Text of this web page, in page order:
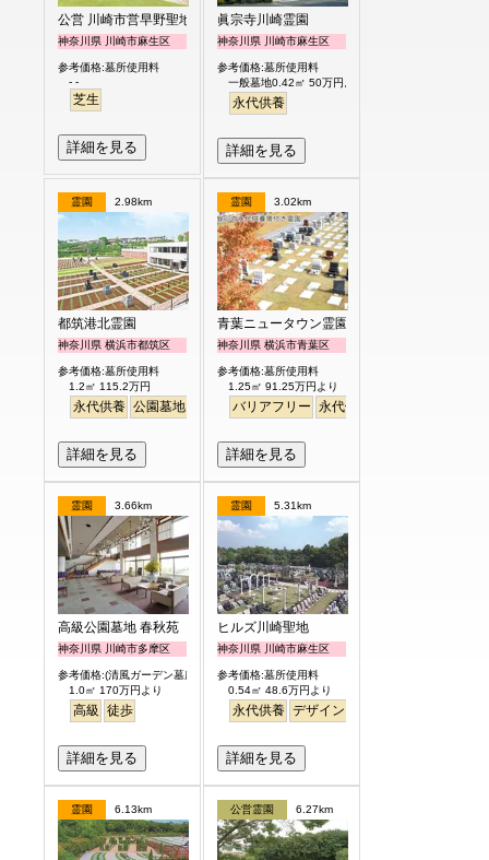
公営 川崎市営早野聖地公園
神奈川県 川崎市麻生区
参考価格:墓所使用料
- -
芝生
詳細を見る
眞宗寺川崎霊園
神奈川県 川崎市麻生区
参考価格:墓所使用料
一般墓地0.42㎡ 50万円より
永代供養
詳細を見る
霊園 2.98km
都筑港北霊園
神奈川県 横浜市都筑区
参考価格:墓所使用料
1.2㎡ 115.2万円
永代供養 公園墓地 駅から徒歩 明るい
詳細を見る
霊園 3.02km
青葉ニュータウン霊園
神奈川県 横浜市青葉区
参考価格:墓所使用料
1.25㎡ 91.25万円より
バリアフリー 永代供養
詳細を見る
霊園 3.66km
高級公園墓地 春秋苑
神奈川県 川崎市多摩区
参考価格:(清風ガーデン墓所)
1.0㎡ 170万円より
高級 徒歩
詳細を見る
霊園 5.31km
ヒルズ川崎聖地
神奈川県 川崎市麻生区
参考価格:墓所使用料
0.54㎡ 48.6万円より
永代供養 デザイン
詳細を見る
霊園 6.13km 公営霊園 6.27km